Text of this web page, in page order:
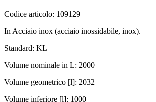
Codice articolo: 109129
In Acciaio inox (acciaio inossidabile, inox).
Standard: KL
Volume nominale in L: 2000
Volume geometrico [l]: 2032
Volume inferiore [l]: 1000